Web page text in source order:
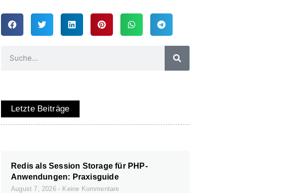
Letzte Beiträge
Redis als Session Storage für PHP-
Anwendungen: Praxisguide
August 7, 2026 Keine Kommentare